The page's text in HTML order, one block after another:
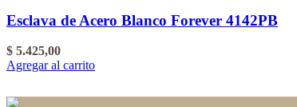
Esclava de Acero Blanco Forever 4142PB
$ 5.425,00
Agregar al carrito